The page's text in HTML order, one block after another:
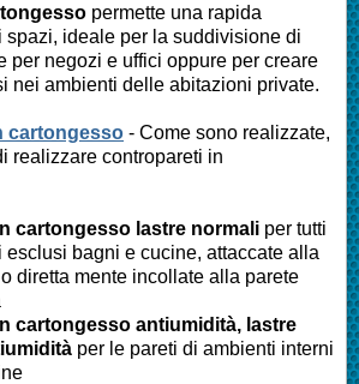
permette una rapida
ideale per la suddivisione di
per negozi e uffici oppure per creare
nei ambienti delle abitazioni private.
cartongesso - Come sono realizzate,
realizzare contropareti in
cartongesso lastre normali per tutti
bagni e cucine, attaccate alla
diretta mente incollate alla parete
cartongesso antiumidità, lastre
per le pareti di ambienti interni